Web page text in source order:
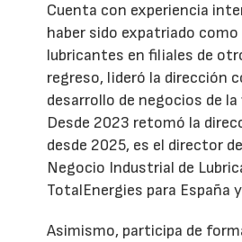
Cuenta con experiencia
haber sido expatriado
lubricantes en filiales de
regreso, lideró la dirección
desarrollo de negocios de
Desde 2023 retomó la
desde 2025, es el director
Negocio Industrial de
TotalEnergies para España
Asimismo, participa de